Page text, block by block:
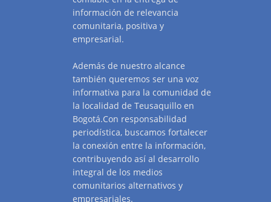
información de relevancia
comunitaria, positiva y
empresarial.
Además de nuestro alcance
también queremos ser una voz
informativa para la comunidad de
la localidad de Teusaquillo en
Bogotá.Con responsabilidad
periodística, buscamos fortalecer
la conexión entre la información,
contribuyendo así al desarrollo
integral de los medios
comunitarios alternativos y
empresariales.